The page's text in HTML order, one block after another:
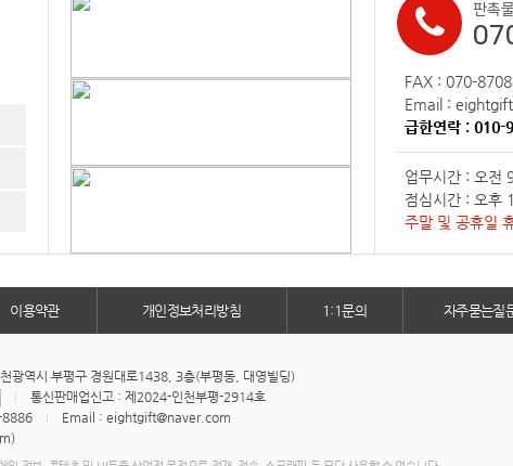
판촉
FAX : 070-
Email :
급한연락 : 010-
업무시간 : 오전
점심시간 : 오후
주말 및 공휴일
이용약관 개인정보처리방침 1:1문의 자주묻는질
광역시 부평구 경원대로1438, 3층(부평동, 대영빌딩)
통신판매업신고 : 제2024-인천부평-2914호
8886
Email : eightgift@naver.com